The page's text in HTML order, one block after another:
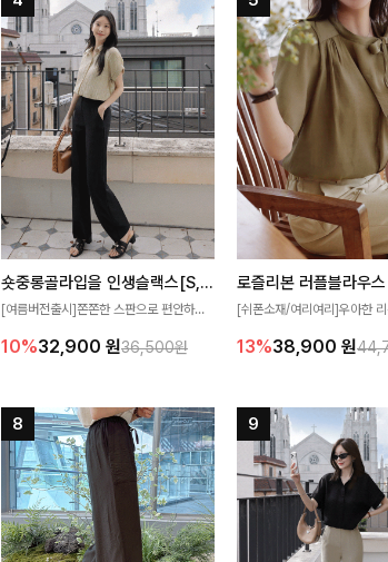
숏중롱골라입을 인생슬랙스[S,M,L,XL사이즈]
[여름버전출시]쫀쫀한 스판으로 편안하게
숏·기본·롱 기장과 와이드·부츠컷 핏까지 취
10%32,900 원36,500원
로즐리본 러플블라우스
[쉬폰소재/여리여리]우아한
분위기를 더해주는 블라우스
좋아요
13%38,900 원